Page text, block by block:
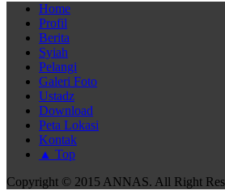
Home
Profil
Berita
Syiah
Pelangi
Galeri Foto
Ustadz
Download
Peta Lokasi
Kontak
▲ Top
Copyright © 2015 ANNAS. All Right